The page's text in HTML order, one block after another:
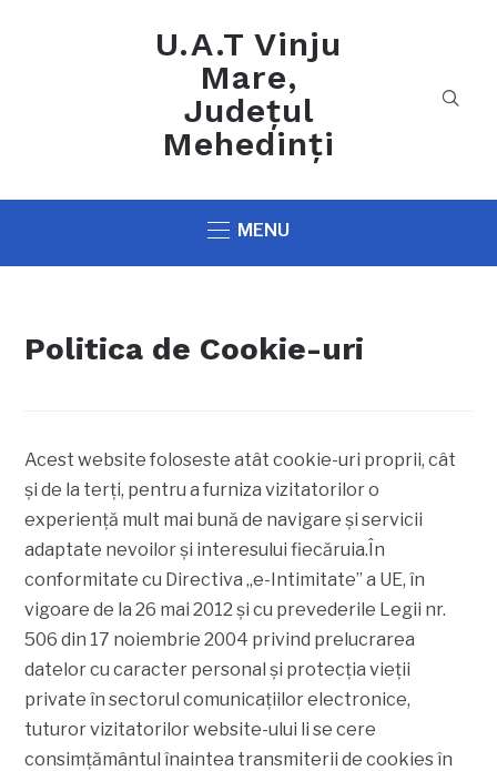
U.A.T Vinju
Mare,
Județul
Mehedinți
MENU
Politica de Cookie-uri
Acest website foloseste atât cookie-uri proprii, cât
şi de la terţi, pentru a furniza vizitatorilor o
experienţă mult mai bună de navigare şi servicii
adaptate nevoilor şi interesului fiecăruia.În
conformitate cu Directiva „e-Intimitate” a UE, în
vigoare de la 26 mai 2012 şi cu prevederile Legii nr.
506 din 17 noiembrie 2004 privind prelucrarea
datelor cu caracter personal şi protecţia vieţii
private în sectorul comunicaţiilor electronice,
tuturor vizitatorilor website-ului li se cere
consimţământul înaintea transmiterii de cookies în